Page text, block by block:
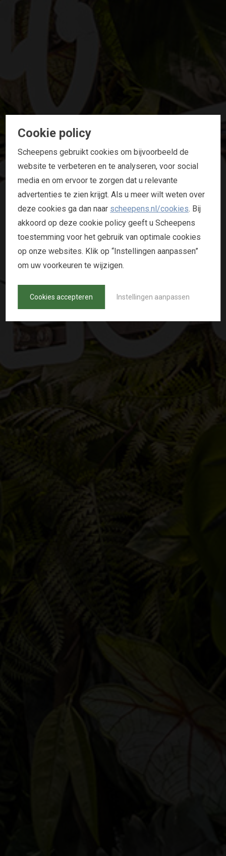
NAAMCREATIE
Een naam lijkt een hygiene-factor, maar vaak
wordt er onderschat hoe krachtig deze ‘tool’ is in
de gehele communicatiemix. Een goede, unieke en
herkenbare naam blijft mensen bij. En dat is waar
we naar streven natuurlijk.
Cookie policy
Scheepens gebruikt cookies om bijvoorbeeld de
website te verbeteren en te analyseren, voor social
media en om ervoor te zorgen dat u relevante
advertenties te zien krijgt. Als u meer wilt weten over
deze cookies ga dan naar scheepens.nl/cookies. Bij
akkoord op deze cookie policy geeft u Scheepens
toestemming voor het gebruik van optimale cookies
op onze websites. Klik op “Instellingen aanpassen”
om uw voorkeuren te wijzigen.
Cookies accepteren Instellingen aanpassen